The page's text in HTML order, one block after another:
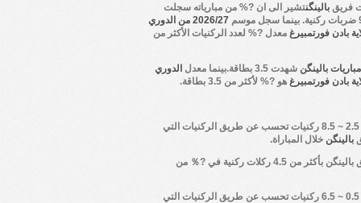
فريقبالينگنتشير الى ان ?% من مبارياته سجلت
2026/27 من الدوري
بادن فورتمبيرغ معدل ?% لعدد الركنيات الأكثر من
بالينگن شهدت 3.5 بطاقة.بينما معدل
الدوري
بادن فورتمبيرغ هو ?% لأكثر من 3.5 بطاقة.
أكثر من 2.5 ~ 8.5 ركنيات تحسب عن طريق الركنيات التي
بالينگن خلال المباراة.
بالينگن بأكثر من 4.5 ركلات ركنية في ?％ من
أكثر من 0.5 ~ 6.5 ركنيات تحسب عن طريق الركنيات التي